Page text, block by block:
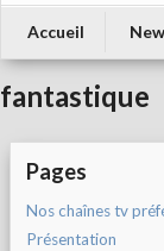
Accueil
fantastique
Pages
Nos chaînes tv
Présentation